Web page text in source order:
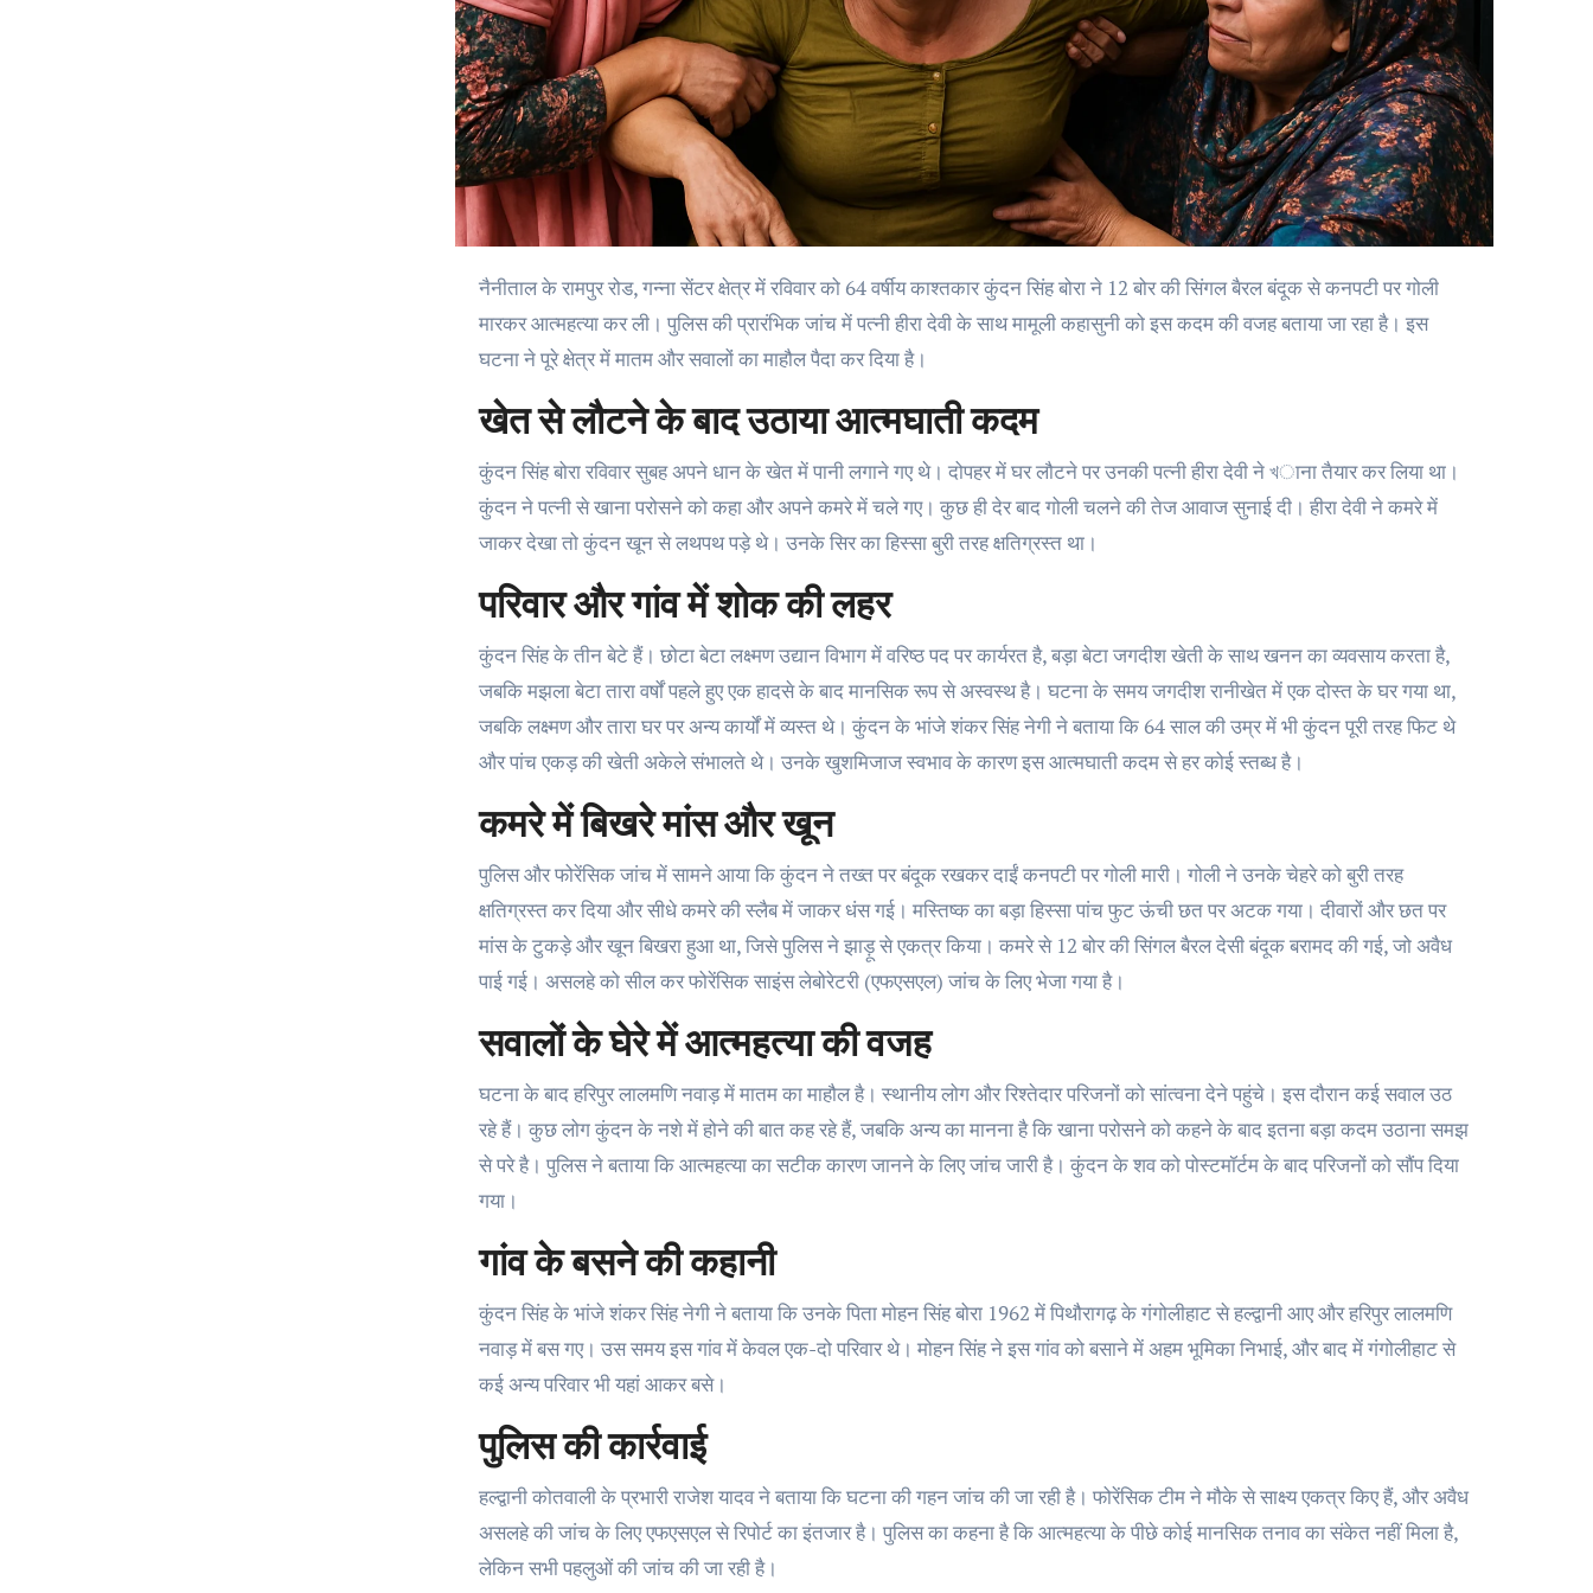
नैनीताल के रामपुर रोड, गन्ना सेंटर क्षेत्र में रविवार को 64 वर्षीय काश्तकार कुंदन सिंह बोरा ने 12 बोर की सिंगल बैरल बंदूक से कनपटी पर गोली
मारकर आत्महत्या कर ली। पुलिस की प्रारंभिक जांच में पत्नी हीरा देवी के साथ मामूली कहासुनी को इस कदम की वजह बताया जा रहा है। इस
घटना ने पूरे क्षेत्र में मातम और सवालों का माहौल पैदा कर दिया है।
खेत से लौटने के बाद उठाया आत्मघाती कदम
कुंदन सिंह बोरा रविवार सुबह अपने धान के खेत में पानी लगाने गए थे। दोपहर में घर लौटने पर उनकी पत्नी हीरा देवी ने খाना तैयार कर लिया था।
कुंदन ने पत्नी से खाना परोसने को कहा और अपने कमरे में चले गए। कुछ ही देर बाद गोली चलने की तेज आवाज सुनाई दी। हीरा देवी ने कमरे में
जाकर देखा तो कुंदन खून से लथपथ पड़े थे। उनके सिर का हिस्सा बुरी तरह क्षतिग्रस्त था।
परिवार और गांव में शोक की लहर
कुंदन सिंह के तीन बेटे हैं। छोटा बेटा लक्ष्मण उद्यान विभाग में वरिष्ठ पद पर कार्यरत है, बड़ा बेटा जगदीश खेती के साथ खनन का व्यवसाय करता है,
जबकि मझला बेटा तारा वर्षों पहले हुए एक हादसे के बाद मानसिक रूप से अस्वस्थ है। घटना के समय जगदीश रानीखेत में एक दोस्त के घर गया था,
जबकि लक्ष्मण और तारा घर पर अन्य कार्यों में व्यस्त थे। कुंदन के भांजे शंकर सिंह नेगी ने बताया कि 64 साल की उम्र में भी कुंदन पूरी तरह फिट थे
और पांच एकड़ की खेती अकेले संभालते थे। उनके खुशमिजाज स्वभाव के कारण इस आत्मघाती कदम से हर कोई स्तब्ध है।
कमरे में बिखरे मांस और खून
पुलिस और फोरेंसिक जांच में सामने आया कि कुंदन ने तख्त पर बंदूक रखकर दाईं कनपटी पर गोली मारी। गोली ने उनके चेहरे को बुरी तरह
क्षतिग्रस्त कर दिया और सीधे कमरे की स्लैब में जाकर धंस गई। मस्तिष्क का बड़ा हिस्सा पांच फुट ऊंची छत पर अटक गया। दीवारों और छत पर
मांस के टुकड़े और खून बिखरा हुआ था, जिसे पुलिस ने झाड़ू से एकत्र किया। कमरे से 12 बोर की सिंगल बैरल देसी बंदूक बरामद की गई, जो अवैध
पाई गई। असलहे को सील कर फोरेंसिक साइंस लेबोरेटरी (एफएसएल) जांच के लिए भेजा गया है।
सवालों के घेरे में आत्महत्या की वजह
घटना के बाद हरिपुर लालमणि नवाड़ में मातम का माहौल है। स्थानीय लोग और रिश्तेदार परिजनों को सांत्वना देने पहुंचे। इस दौरान कई सवाल उठ
रहे हैं। कुछ लोग कुंदन के नशे में होने की बात कह रहे हैं, जबकि अन्य का मानना है कि खाना परोसने को कहने के बाद इतना बड़ा कदम उठाना समझ
से परे है। पुलिस ने बताया कि आत्महत्या का सटीक कारण जानने के लिए जांच जारी है। कुंदन के शव को पोस्टमॉर्टम के बाद परिजनों को सौंप दिया
गया।
गांव के बसने की कहानी
कुंदन सिंह के भांजे शंकर सिंह नेगी ने बताया कि उनके पिता मोहन सिंह बोरा 1962 में पिथौरागढ़ के गंगोलीहाट से हल्द्वानी आए और हरिपुर लालमणि
नवाड़ में बस गए। उस समय इस गांव में केवल एक-दो परिवार थे। मोहन सिंह ने इस गांव को बसाने में अहम भूमिका निभाई, और बाद में गंगोलीहाट से
कई अन्य परिवार भी यहां आकर बसे।
पुलिस की कार्रवाई
हल्द्वानी कोतवाली के प्रभारी राजेश यादव ने बताया कि घटना की गहन जांच की जा रही है। फोरेंसिक टीम ने मौके से साक्ष्य एकत्र किए हैं, और अवैध
असलहे की जांच के लिए एफएसएल से रिपोर्ट का इंतजार है। पुलिस का कहना है कि आत्महत्या के पीछे कोई मानसिक तनाव का संकेत नहीं मिला है,
लेकिन सभी पहलुओं की जांच की जा रही है।